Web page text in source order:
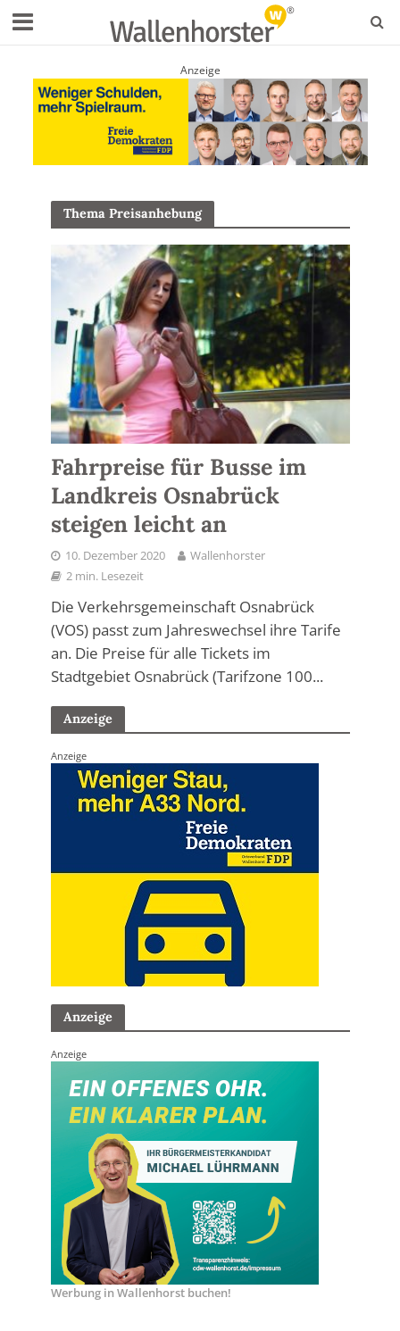
Anzeige
Thema Preisanhebung
Fahrpreise für Busse im
Landkreis Osnabrück
steigen leicht an
10. Dezember 2020
Wallenhorster
2 min. Lesezeit
Die Verkehrsgemeinschaft Osnabrück
(VOS) passt zum Jahreswechsel ihre Tarife
an. Die Preise für alle Tickets im
Stadtgebiet Osnabrück (Tarifzone 100...
Anzeige
Anzeige
Anzeige
Anzeige
Werbung in Wallenhorst buchen!